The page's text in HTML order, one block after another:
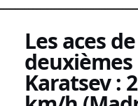
Les aces
Karatsev :